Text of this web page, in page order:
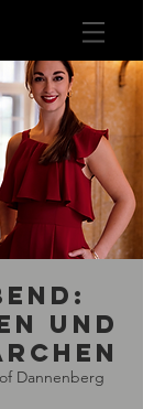
und
Dannenberg